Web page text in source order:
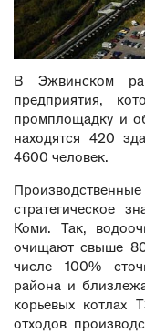
В Эжвинском
предприятия,
промплощадку и
находятся 420
4600 человек.
стратегическое
Коми. Так,
очищают свыше
числе 100%
района и
корьевых котлах
отходов